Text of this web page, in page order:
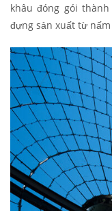
khâu đóng gói
đựng sản xuất từ